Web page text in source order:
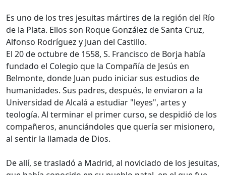
Es uno de los tres jesuitas mártires de la región del Río
de la Plata. Ellos son Roque González de Santa Cruz,
Alfonso Rodríguez y Juan del Castillo.
El 20 de octubre de 1558, S. Francisco de Borja había
fundado el Colegio que la Compañía de Jesús en
Belmonte, donde Juan pudo iniciar sus estudios de
humanidades. Sus padres, después, le enviaron a la
Universidad de Alcalá a estudiar "leyes", artes y
teología. Al terminar el primer curso, se despidió de los
compañeros, anunciándoles que quería ser misionero,
al sentir la llamada de Dios.
De allí, se trasladó a Madrid, al noviciado de los jesuitas,